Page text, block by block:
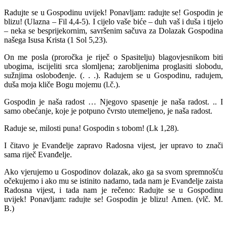
Radujte se u Gospodinu uvijek! Ponavljam: radujte se! Gospodin je
blizu! (Ulazna – Fil 4,4-5). I cijelo vaše biće – duh vaš i duša i tijelo
– neka se besprijekornim, savršenim sačuva za Dolazak Gospodina
našega Isusa Krista (1 Sol 5,23).
On me posla (proročka je riječ o Spasitelju) blagovjesnikom biti
ubogima, iscijeliti srca slomljena; zarobljenima proglasiti slobodu,
sužnjima oslobođenje. (. . .). Radujem se u Gospodinu, radujem,
duša moja kliče Bogu mojemu (l.č.).
Gospodin je naša radost … Njegovo spasenje je naša radost. .. I
samo obećanje, koje je potpuno čvrsto utemeljeno, je naša radost.
Raduje se, milosti puna! Gospodin s tobom! (Lk 1,28).
I čitavo je Evanđelje zapravo Radosna vijest, jer upravo to znači
sama riječ Evanđelje.
Ako vjerujemo u Gospodinov dolazak, ako ga sa svom spremnošću
očekujemo i ako mu se istinito nadamo, tada nam je Evanđelje zaista
Radosna vijest, i tada nam je rečeno: Radujte se u Gospodinu
uvijek! Ponavljam: radujte se! Gospodin je blizu! Amen. (vlč. M.
B.)